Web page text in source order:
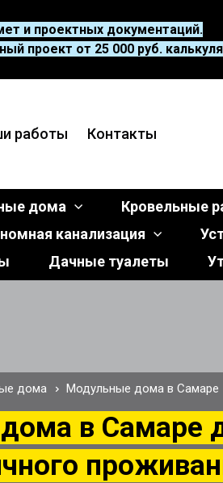
и проектных документаций.
проект от 25 000 руб.
работы Контакты
дома
Кровельные
канализация
Дачные туалеты
дома Модульные дома в Самаре
в Самаре